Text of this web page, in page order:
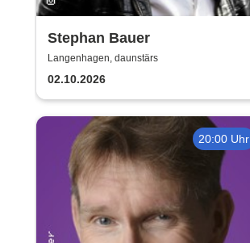
Stephan Bauer
Langenhagen, daunstärs
02.10.2026
20:00 Uhr